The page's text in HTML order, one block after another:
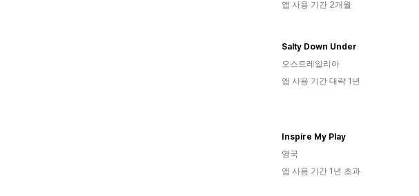
앱 사용 기간 2개월
Salty Down Under
오스트레일리아
앱 사용 기간 대략 1년
Inspire My Play
영국
앱 사용 기간 1년 초과